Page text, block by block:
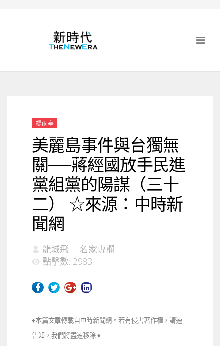
楊雨亭
美麗島事件與台獨無
關──蔣經國放手民進
黨組黨的陽謀（三十
二） ☆來源：中時新
聞網
龍城飛
名家專欄
點擊數: 2983
♦本篇文章轉載自中時新聞網。若有侵害著作權，請速
告知，我們將盡速移除 ♦